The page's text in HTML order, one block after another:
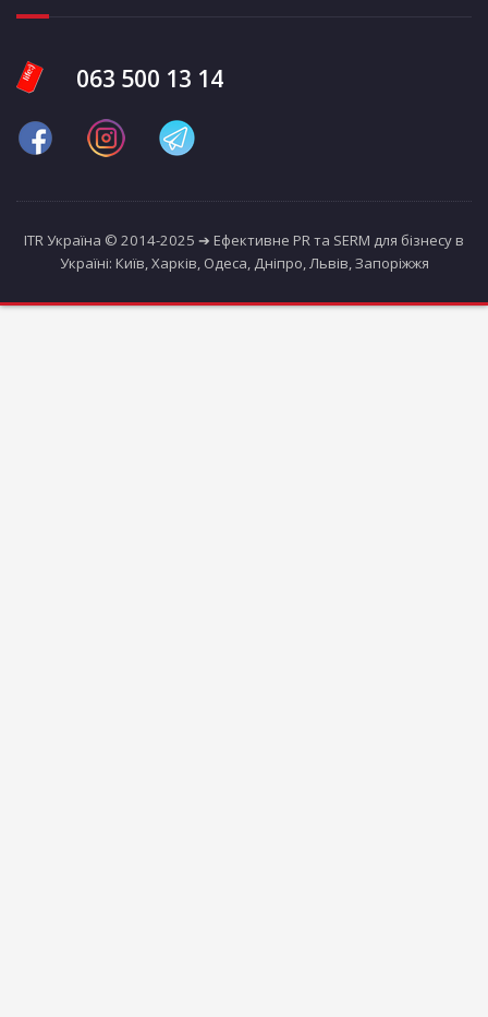
063 500 13 14
ITR Україна © 2014-2025 ➔ Ефективне PR та SERM для бізнесу в
Україні: Київ, Харків, Одеса, Дніпро, Львів, Запоріжжя